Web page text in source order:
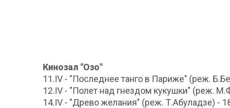
Кинозал "Озо"
11.IV - "Последнее танго в Париже" (реж.
12.IV - "Полет над гнездом кукушки" (реж.
14.IV - "Древо желания" (реж. Т.Абуладзе) -